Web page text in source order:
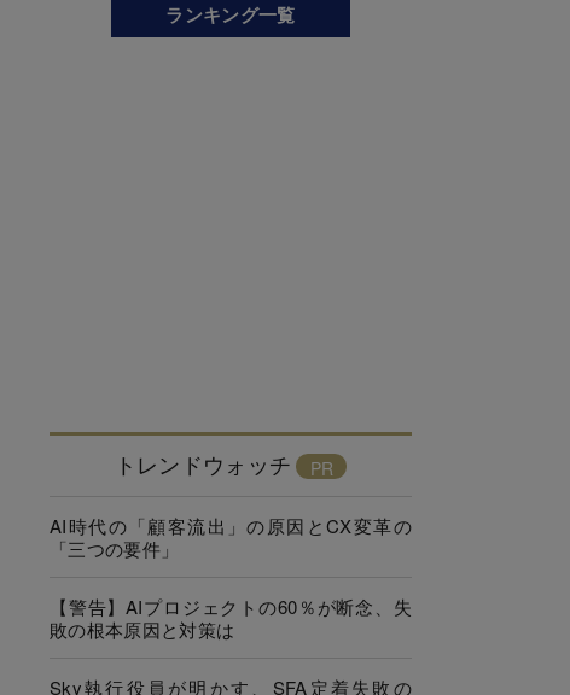
ランキング一覧
トレンドウォッチ
AI時代の「顧客流出」の原因とCX変革の
「三つの要件」
【警告】AIプロジェクトの60％が断念、失
敗の根本原因と対策は
Sky執行役員が明かす、SFA定着失敗の